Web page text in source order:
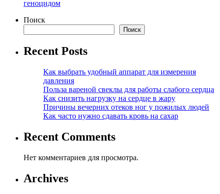
геноцидом
Поиск
Поиск
Recent Posts
Как выбрать удобный аппарат для измерения
давления
Польза вареной свеклы для работы слабого сердца
Как снизить нагрузку на сердце в жару
Причины вечерних отеков ног у пожилых людей
Как часто нужно сдавать кровь на сахар
Recent Comments
Нет комментариев для просмотра.
Archives